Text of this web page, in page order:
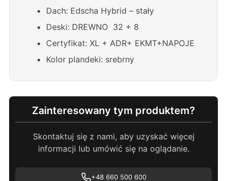
Dach: Edscha Hybrid – stały
Deski: DREWNO 32 + 8
Certyfikat: XL + ADR+ EKMT+NAPOJE
Kolor plandeki: srebrny
Zainteresowany tym produktem?
Skontaktuj się z nami, aby uzyskać więcej
informacji lub umówić się na oglądanie.
+48 660 500 600